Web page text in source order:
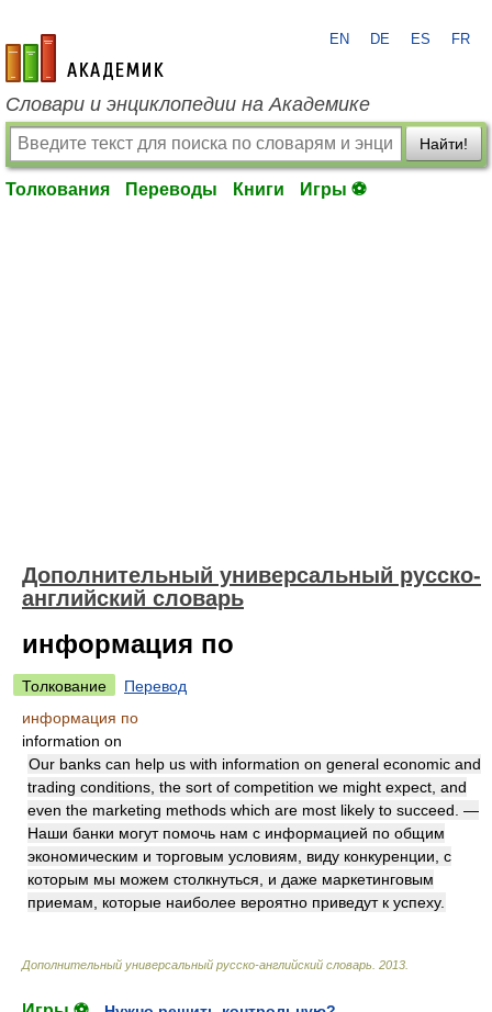
academic.ru
EN DE ES FR
Словари и энциклопедии на Академике
Найти!
Толкования Переводы Книги Игры ⚽
Дополнительный универсальный русско-
английский словарь
информация по
Толкование
Перевод
информация по
information on
Our banks can help us with information on general economic and
trading conditions, the sort of competition we might expect, and
even the marketing methods which are most likely to succeed. —
Наши банки могут помочь нам с информацией по общим
экономическим и торговым условиям, виду конкуренции, с
которым мы можем столкнуться, и даже маркетинговым
приемам, которые наиболее вероятно приведут к успеху.
Дополнительный универсальный русско-английский словарь 2013